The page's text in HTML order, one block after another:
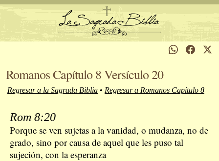
Romanos Capítulo 8 Versículo 20
Regresar a la Sagrada Biblia • Regresar a Romanos Capítulo 8
Rom 8:20
Porque se ven sujetas a la vanidad, o mudanza, no de
grado, sino por causa de aquel que les puso tal
sujeción, con la esperanza